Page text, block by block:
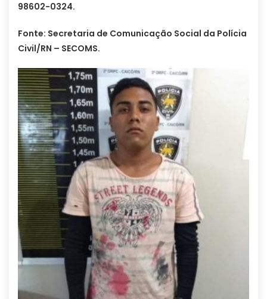
98602-0324.
Fonte: Secretaria de Comunicação Social da Polícia
Civil/RN – SECOMS.